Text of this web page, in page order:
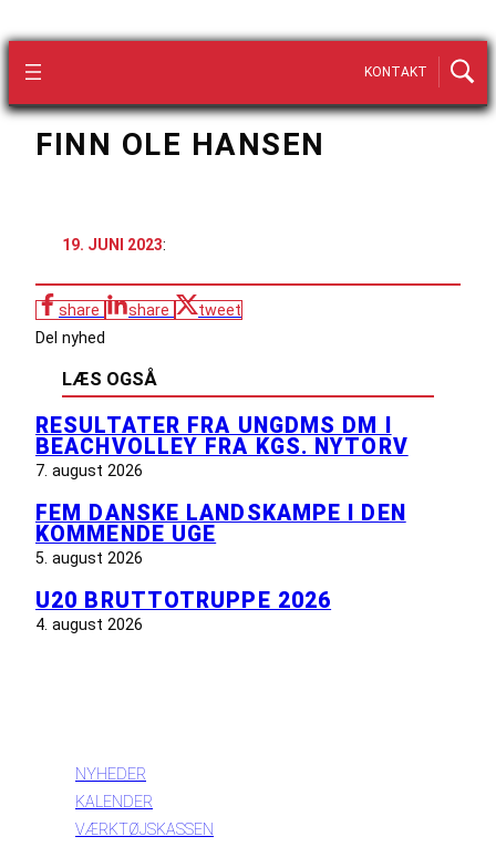
KONTAKT
FINN OLE HANSEN
19. JUNI 2023:
share share
tweet
Del nyhed
LÆS OGSÅ
RESULTATER FRA UNGDMS DM I
BEACHVOLLEY FRA KGS. NYTORV
7. august 2026
FEM DANSKE LANDSKAMPE I DEN
KOMMENDE UGE
5. august 2026
U20 BRUTTOTRUPPE 2026
4. august 2026
NYHEDER
KALENDER
VÆRKTØJSKASSEN